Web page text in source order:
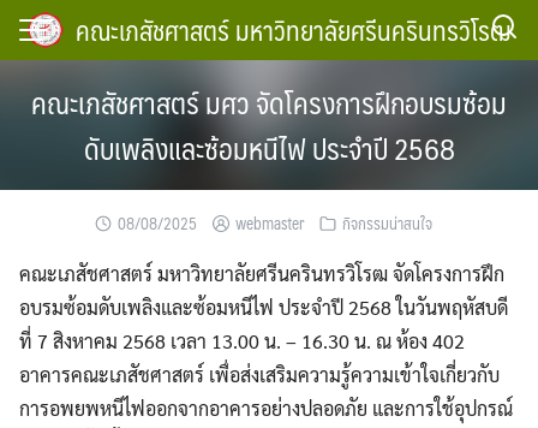
Skip
คณะเภสัชศาสตร์ มหาวิทยาลัยศรีนครินทรวิโรฒ
คณะเภสัชศาสตร์ มศว จัดโครงการฝึกอบรมซ้อม
ดับเพลิงและซ้อมหนีไฟ ประจำปี 2568
08/08/2025 webmaster กิจกรรมน่าสนใจ
คณะเภสัชศาสตร์ มหาวิทยาลัยศรีนครินทรวิโรฒ จัดโครงการฝึก
อบรมซ้อมดับเพลิงและซ้อมหนีไฟ ประจำปี 2568 ในวันพฤหัสบดี
ที่ 7 สิงหาคม 2568 เวลา 13.00 น. – 16.30 น. ณ ห้อง 402
อาคารคณะเภสัชศาสตร์ เพื่อส่งเสริมความรู้ความเข้าใจเกี่ยวกับ
การอพยพหนีไฟออกจากอาคารอย่างปลอดภัย และการใช้อุปกรณ์